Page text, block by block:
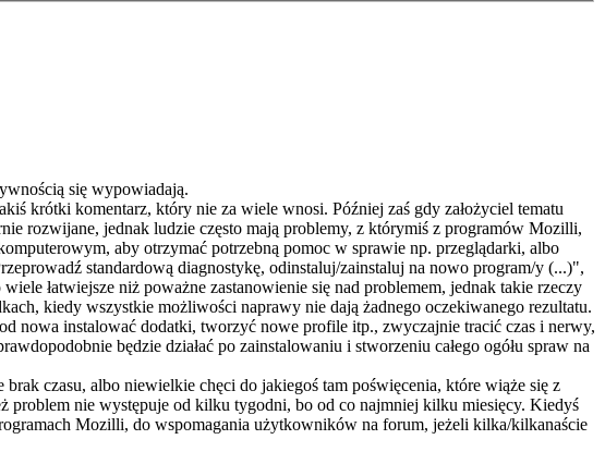
się wypowiadają.
krótki komentarz, który nie za wiele wnosi. Później zaś gdy założyciel tematu
rozwijane, jednak ludzie często mają problemy, z którymiś z programów Mozilli,
aby otrzymać potrzebną pomoc w sprawie np. przeglądarki, albo
standardową diagnostykę, odinstaluj/zainstaluj na nowo program/y (...)",
łatwiejsze niż poważne zastanowienie się nad problemem, jednak takie rzeczy
kiedy wszystkie możliwości naprawy nie dają żadnego oczekiwanego rezultatu.
nowa instalować dodatki, tworzyć nowe profile itp., zwyczajnie tracić czas i nerwy,
będzie działać po zainstalowaniu i stworzeniu całego ogółu spraw na
czasu, albo niewielkie chęci do jakiegoś tam poświęcenia, które wiąże się z
problem nie występuje od kilku tygodni, bo od co najmniej kilku miesięcy. Kiedyś
Mozilli, do wspomagania użytkowników na forum, jeżeli kilka/kilkanaście